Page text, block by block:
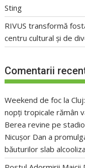
Sting
RIVUS transformă
centru cultural și de
Comentarii
Weekend de foc la
nopți tropicale rămân
Berea revine pe
Nicușor Dan a
băuturilor slab